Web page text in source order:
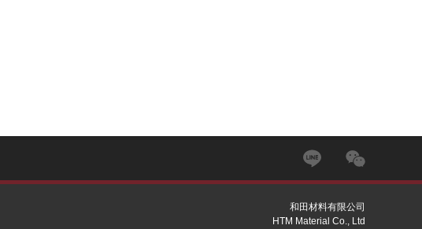
和田材料有限公司
HTM Material Co., Ltd